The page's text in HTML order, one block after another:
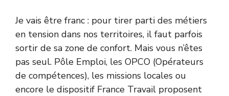
Je vais être franc : pour tirer parti des métiers
en tension dans nos territoires, il faut parfois
sortir de sa zone de confort. Mais vous n’êtes
pas seul. Pôle Emploi, les OPCO (Opérateurs
de compétences), les missions locales ou
encore le dispositif France Travail proposent